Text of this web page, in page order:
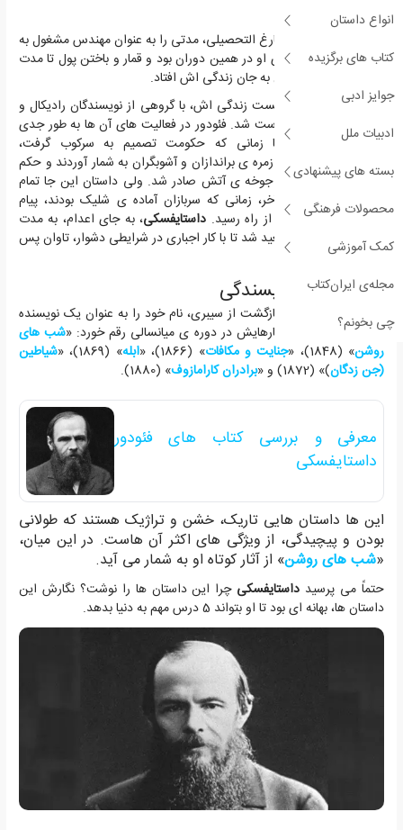
انواع داستان
کتاب های برگزیده
جوایز ادبی
ادبیات ملل
بسته های پیشنهادی
محصولات فرهنگی
کمک آموزشی
مجله‌ی ایران‌کتاب
چی بخونم؟
تبعید به زندگی
پس از فارغ التحصیلی، مدتی را به عنوان مهندس مشغول به
کار شد. شروع قماربازی او در همین دوران بود و قمار و باختن پول تا مدت
های مدید، مثل طاعون به جان زندگی اش افتاد.
او در اواخر دهه ی بیست زندگی اش، با گروهی از نویسندگان رادیکال و
روشنفکران سیاسی دوست شد. فئودور در فعالیت های آن ها به طور جدی
شرکت نمی کرد. اما زمانی که حکومت تصمیم به سرکوب گرفت،
داستایفسکی را نیز در زمره ی براندازان و آشوبگران به شمار آوردند و حکم
قرارگیری اش در برابر جوخه ی آتش صادر شد. ولی داستان این جا تمام
نمی شود! لحظه ی آخر، زمانی که سربازان آماده ی شلیک بودند، پیام
بازپس گرفتن مجازات از راه رسید. داستایفسکی، به جای اعدام، به مدت
چهار سال به سیبری تبعید شد تا با کار اجباری در شرایطی دشوار، تاوان پس
دهد.
شاهکارهای نویسندگی
داستایفسکی
پس از بازگشت از سیبری، نام خود را به عنوان یک نویسنده
مطرح کرد. خلق شاهکارهایش در دوره ی میانسالی رقم خورد: «شب های
روشن» (1848)، « جنایت و مکافات» (1866)، « ابله» (1869)، «
شیاطین
(جن زدگان)» (1872) و « برادران کارامازوف» (1880).
معرفی و بررسی کتاب های فئودور
داستایفسکی
این ها داستان هایی تاریک، خشن و تراژیک هستند که طولانی
بودن و پیچیدگی، از ویژگی های اکثر آن هاست. در این میان،
«شب های روشن» از آثار کوتاه او به شمار می آید.
حتماً می پرسید داستایفسکی چرا این داستان ها را نوشت؟ نگارش این
داستان ها، بهانه ای بود تا او بتواند 5 درس مهم به دنیا بدهد.